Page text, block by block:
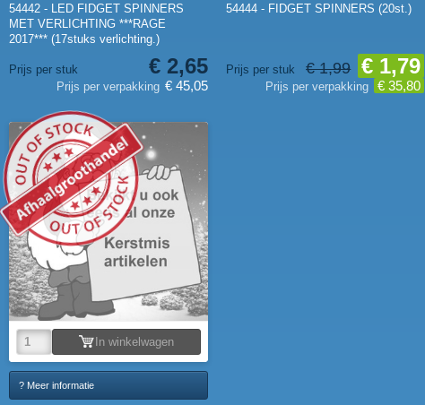
54442 - LED FIDGET SPINNERS
MET VERLICHTING ***RAGE
2017*** (17stuks verlichting.)
Prijs per stuk € 2,65
Prijs per verpakking € 45,05
54444 - FIDGET SPINNERS (20st.)
Prijs per stuk € 1,99 € 1,79
Prijs per verpakking € 35,80
In winkelwagen
? Meer informatie